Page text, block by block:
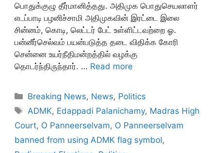
பொதுக்குழு தீர்மானித்தது. அதிமுக பொதுசெயலாளர்
எடப்பாடி பழனிச்சாமி அதிமுகவின் இரட்டை இலை
சின்னம், கொடி, லெட்டர் பேட் உள்ளிட்டவற்றை ஓ.
பன்னீர்செல்வம் பயன்படுத்த தடை விதிக்க கோரி
சென்னை உயர்நீதிமன்றத்தில் வழக்கு
தொடர்ந்திருந்தார். … Read more
Categories
Breaking News, News, Politics
Tags
ADMK, Edappadi Palanichamy, Madras High
Court, O Panneerselvam, O Panneerselvam
banned from using ADMK flag symbol,